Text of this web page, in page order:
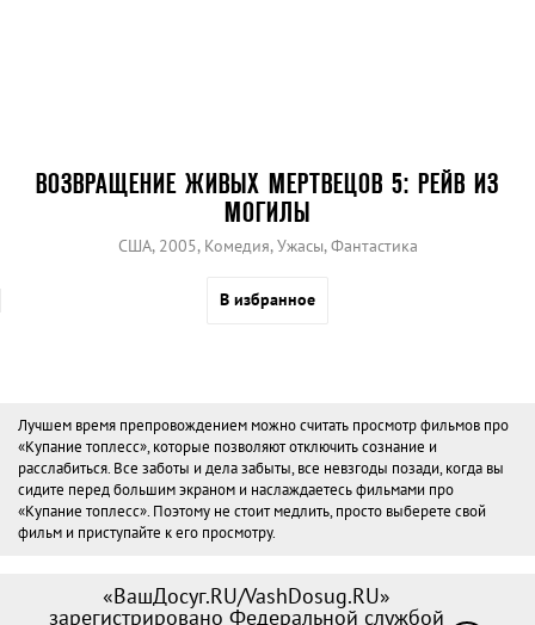
ВОЗВРАЩЕНИЕ ЖИВЫХ МЕРТВЕЦОВ 5: РЕЙВ ИЗ
МОГИЛЫ
США, 2005, Комедия, Ужасы, Фантастика
В избранное
Лучшем время препровождением можно считать просмотр фильмов про
«Купание топлесс», которые позволяют отключить сознание и
расслабиться. Все заботы и дела забыты, все невзгоды позади, когда вы
сидите перед большим экраном и наслаждаетесь фильмами про
«Купание топлесс». Поэтому не стоит медлить, просто выберете свой
фильм и приступайте к его просмотру.
«ВашДосуг.RU/VashDosug.RU»
зарегистрировано Федеральной службой